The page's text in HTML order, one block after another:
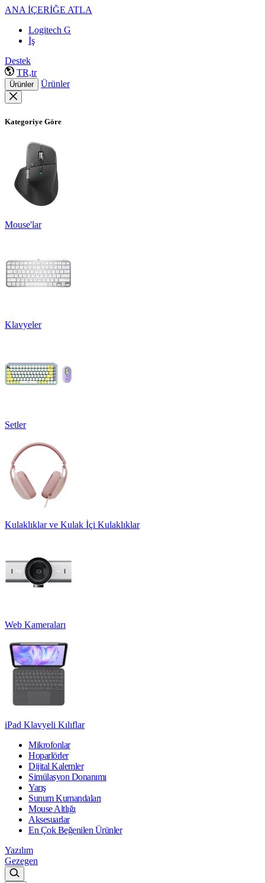
ANA İÇERİĞE ATLA
Logitech G
İş
Destek
TR,tr
Ürünler Ürünler
Kategoriye Göre
Mouse'lar
Klavyeler
Setler
Kulaklıklar ve Kulak İçi Kulaklıklar
Web Kameraları
iPad Klavyeli Kılıflar
Mikrofonlar
Hoparlörler
Dijital Kalemler
Simülasyon Donanımı
Yarış
Sunum Kumandaları
Mouse Altlığı
Aksesuarlar
En Çok Beğenilen Ürünler
Yazılım
Gezegen